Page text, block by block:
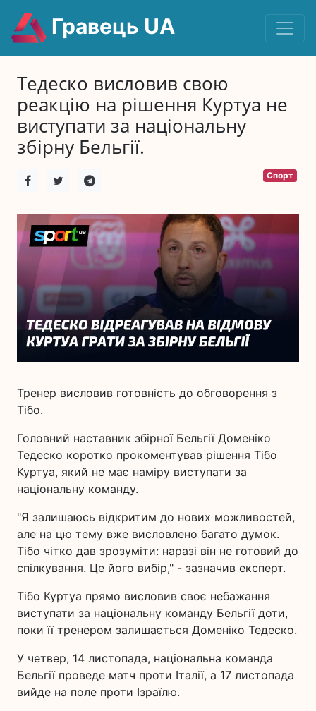
Гравець UA
Тедеско висловив свою
реакцію на рішення Куртуа не
виступати за національну
збірну Бельгії.
Спорт
Тренер висловив готовність до обговорення з
Тібо.
Головний наставник збірної Бельгії Доменіко
Тедеско коротко прокоментував рішення Тібо
Куртуа, який не має наміру виступати за
національну команду.
"Я залишаюсь відкритим до нових можливостей,
але на цю тему вже висловлено багато думок.
Тібо чітко дав зрозуміти: наразі він не готовий до
спілкування. Це його вибір," - зазначив експерт.
Тібо Куртуа прямо висловив своє небажання
виступати за національну команду Бельгії доти,
поки її тренером залишається Доменіко Тедеско.
У четвер, 14 листопада, національна команда
Бельгії проведе матч проти Італії, а 17 листопада
вийде на поле проти Ізраїлю.